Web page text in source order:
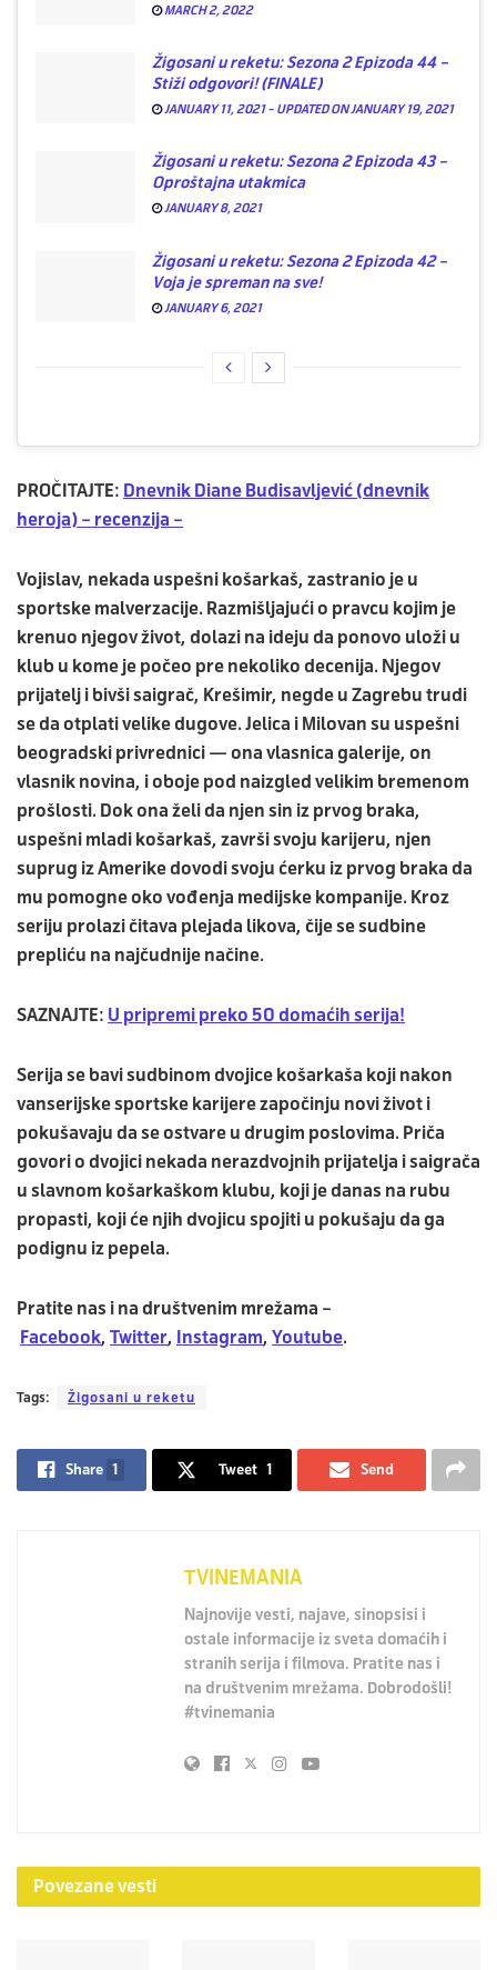
MARCH 2, 2022
Žigosani u reketu: Sezona 2 Epizoda 44 –
Stiži odgovori! (FINALE)
JANUARY 11, 2021 - UPDATED ON JANUARY 19, 2021
Žigosani u reketu: Sezona 2 Epizoda 43 –
Oproštajna utakmica
JANUARY 8, 2021
Žigosani u reketu: Sezona 2 Epizoda 42 –
Voja je spreman na sve!
JANUARY 6, 2021
PROČITAJTE: Dnevnik Diane Budisavljević (dnevnik
heroja) – recenzija –
Vojislav, nekada uspešni košarkaš, zastranio je u
sportske malverzacije. Razmišljajući o pravcu kojim je
krenuo njegov život, dolazi na ideju da ponovo uloži u
klub u kome je počeo pre nekoliko decenija. Njegov
prijatelj i bivši saigrač, Krešimir, negde u Zagrebu trudi
se da otplati velike dugove. Jelica i Milovan su uspešni
beogradski privrednici — ona vlasnica galerije, on
vlasnik novina, i oboje pod naizgled velikim bremenom
prošlosti. Dok ona želi da njen sin iz prvog braka,
uspešni mladi košarkaš, završi svoju karijeru, njen
suprug iz Amerike dovodi svoju ćerku iz prvog braka da
mu pomogne oko vođenja medijske kompanije. Kroz
seriju prolazi čitava plejada likova, čije se sudbine
prepliću na najčudnije načine.
SAZNAJTE: U pripremi preko 50 domaćih serija!
Serija se bavi sudbinom dvojice košarkaša koji nakon
vanserijske sportske karijere započinju novi život i
pokušavaju da se ostvare u drugim poslovima. Priča
govori o dvojici nekada nerazdvojnih prijatelja i saigrača
u slavnom košarkaškom klubu, koji je danas na rubu
propasti, koji će njih dvojicu spojiti u pokušaju da ga
podignu iz pepela.
Pratite nas i na društvenim mrežama –
Facebook, Twitter, Instagram, Youtube.
Tags: Žigosani u reketu
Share 1 Tweet 1 Send
TVINEMANIA
Najnovije vesti, najave, sinopsisi i
ostale informacije iz sveta domaćih i
stranih serija i filmova. Pratite nas i
na društvenim mrežama. Dobrodošli!
#tvinemania
Povezanevesti